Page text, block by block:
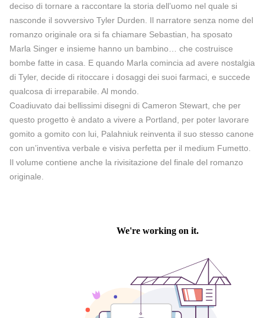
deciso di tornare a raccontare la storia dell’uomo nel quale si
nasconde il sovversivo Tyler Durden. Il narratore senza nome del
romanzo originale ora si fa chiamare Sebastian, ha sposato
Marla Singer e insieme hanno un bambino… che costruisce
bombe fatte in casa. E quando Marla comincia ad avere nostalgia
di Tyler, decide di ritoccare i dosaggi dei suoi farmaci, e succede
qualcosa di irreparabile. Al mondo.
Coadiuvato dai bellissimi disegni di Cameron Stewart, che per
questo progetto è andato a vivere a Portland, per poter lavorare
gomito a gomito con lui, Palahniuk reinventa il suo stesso canone
con un’inventiva verbale e visiva perfetta per il medium Fumetto.
Il volume contiene anche la rivisitazione del finale del romanzo
originale.